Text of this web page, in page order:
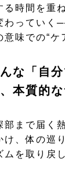
る時間を重
わっていく
味での“ケ
な「自
本質的な
部まで届く
、体の巡
を取り戻